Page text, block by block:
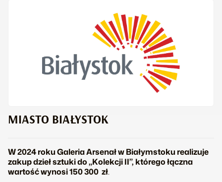
MIASTO BIAŁYSTOK
W 2024 roku Galeria Arsenał w Białymstoku realizuje
zakup dzieł sztuki do „Kolekcji II”, którego łączna
wartość wynosi 150 300 zł.